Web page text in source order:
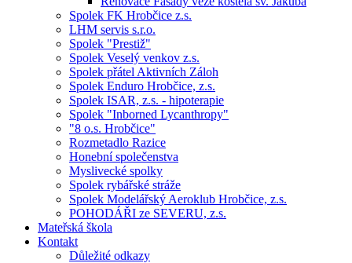
Spolek FK Hrobčice z.s.
LHM servis s.r.o.
Spolek "Prestiž"
Spolek Veselý venkov z.s.
Spolek přátel Aktivních Záloh
Spolek Enduro Hrobčice, z.s.
Spolek ISAR, z.s. - hipoterapie
Spolek "Inborned Lycanthropy"
"8 o.s. Hrobčice"
Rozmetadlo Razice
Honební společenstva
Myslivecké spolky
Spolek rybářské stráže
Spolek Modelářský Aeroklub Hrobčice, z.s.
POHODÁŘI ze SEVERU, z.s.
Mateřská škola
Kontakt
Důležité odkazy